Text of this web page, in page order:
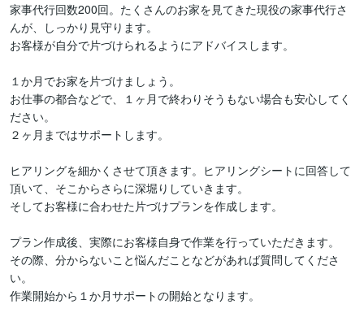
家事代行回数200回。たくさんのお家を見てきた現役の家事代行さ
んが、しっかり見守ります。
お客様が自分で片づけられるようにアドバイスします。
１か月でお家を片づけましょう。
お仕事の都合などで、１ヶ月で終わりそうもない場合も安心してく
ださい。
２ヶ月まではサポートします。
ヒアリングを細かくさせて頂きます。ヒアリングシートに回答して
頂いて、そこからさらに深堀りしていきます。
そしてお客様に合わせた片づけプランを作成します。
プラン作成後、実際にお客様自身で作業を行っていただきます。
その際、分からないこと悩んだことなどがあれば質問してくださ
い。
作業開始から１か月サポートの開始となります。